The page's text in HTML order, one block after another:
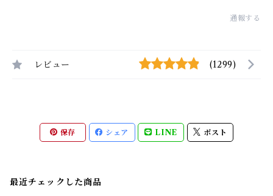
通報する
レビュー (1299)
保存 シェア LINE ポスト
最近チェックした商品